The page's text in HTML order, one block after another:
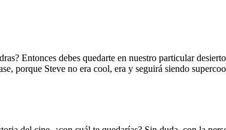
Entonces debes quedarte en nuestro particular
porque Steve no era cool, era y seguirá siendo